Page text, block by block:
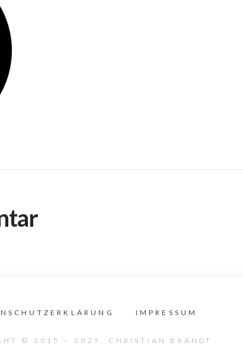
IMPRESSUM
© 2015 – 2025, CHRISTIAN BRANDT